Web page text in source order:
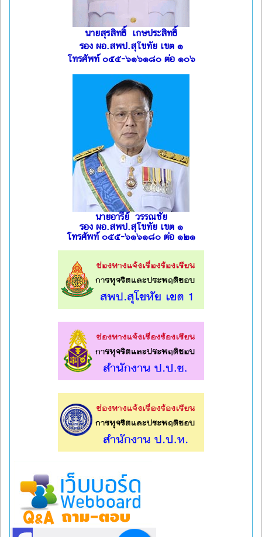
นายสุรสิทธิ์ เกษประสิทธิ์
รอง ผอ.สพป.สุโขทัย เขต ๑
โทรศัพท์ ๐๕๕-๖๑๖๑๘๐ ต่อ ๑๐๖
นายอารีย์ วรรณชัย
รอง ผอ.สพป.สุโขทัย เขต ๑
โทรศัพท์ ๐๕๕-๖๑๖๑๘๐ ต่อ ๑๒๑